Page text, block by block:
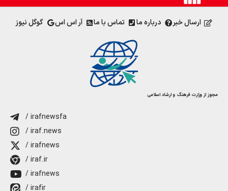
ارسال خبر درباره ما تماس با ما آر اس اس گوگل نیوز
مجوز از وزارت فرهنگ و ارشاد اسلامی
/ irafnewsfa
/ iraf.news
/ irafnews
/ iraf.ir
/ irafnews
/ irafir